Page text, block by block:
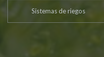
Sistemas de riegos